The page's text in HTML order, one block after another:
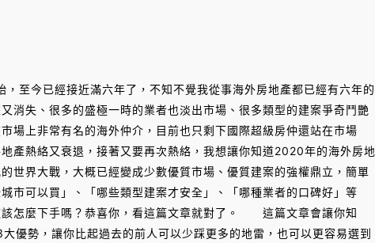
今已經接近滿六年了，不知不覺我從事海外房地產都已經有六年的
消失、很多的盛極一時的業者也淡出市場、很多類型的建案爭奇鬥艷
場上非常有名的海外仲介，目前也只剩下國際超級房仲還站在市場
熱絡又衰退，接著又要再次熱絡，我想讓你知道2020年的海外房地
世界大戰，大概已經變成少數優質市場、優質建案的強權鼎立，簡單
市可以買」、「哪些類型建案才安全」、「哪種業者的口碑好」等
怎麼下手嗎？恭喜你，看這篇文章就對了。 這篇文章會讓你知
優勢，讓你比起過去的前人可以少踩更多的地雷，也可以更容易選到